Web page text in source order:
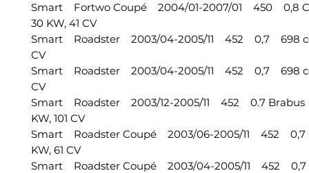
Smart Fortwo Coupé 2004/01-2007/01 450 0,8
30 KW, 41 CV
Smart Roadster 2003/04-2005/11 452 0,7 698 cc,
CV
Smart Roadster 2003/04-2005/11 452 0,7 698
CV
Smart Roadster 2003/12-2005/11 452 0.7 Brabus
KW, 101 CV
Smart Roadster Coupé 2003/06-2005/11 452 0,7
KW, 61 CV
Smart Roadster Coupé 2003/04-2005/11 452